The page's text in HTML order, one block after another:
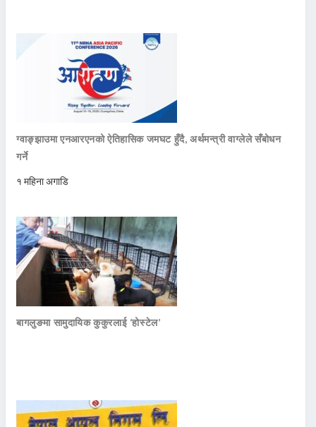
ग्वाङ्झाउमा एनआरएनको ऐतिहासिक जमघट हुँदै, अर्थमन्त्री वाग्लेले सँबोधन
गर्ने
१ महिना अगाडि
बागलुङमा सामुदायिक कुकुरलाई ‘होस्टेल’